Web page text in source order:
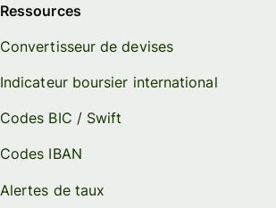
Ressources
Convertisseur de devises
Indicateur boursier international
Codes BIC / Swift
Codes IBAN
Alertes de taux